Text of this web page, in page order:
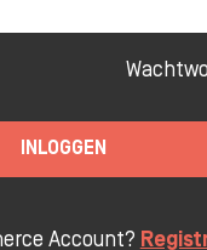
INLOGGEN
Account?